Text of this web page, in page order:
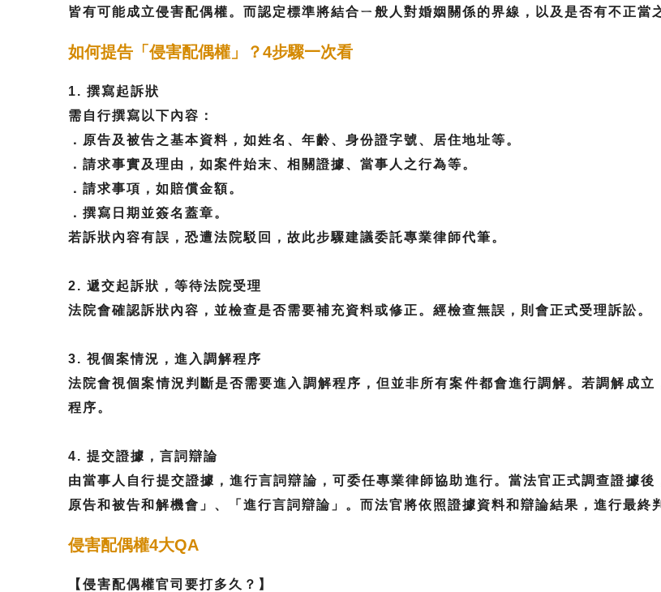
皆有可能成立侵害配偶權。而認定標準將結合ㄧ般人對婚姻關係的界線，以及是否有不正當
如何提告「侵害配偶權」？4步驟一次看
1. 撰寫起訴狀
需自行撰寫以下內容：
．原告及被告之基本資料，如姓名、年齡、身份證字號、居住地址等。
．請求事實及理由，如案件始末、相關證據、當事人之行為等。
．請求事項，如賠償金額。
．撰寫日期並簽名蓋章。
若訴狀內容有誤，恐遭法院駁回，故此步驟建議委託專業律師代筆。
2. 遞交起訴狀，等待法院受理
法院會確認訴狀內容，並檢查是否需要補充資料或修正。經檢查無誤，則會正式受理訴訟。
3. 視個案情況，進入調解程序
法院會視個案情況判斷是否需要進入調解程序，但並非所有案件都會進行調解。若調解成
程序。
4. 提交證據，言詞辯論
由當事人自行提交證據，進行言詞辯論，可委任專業律師協助進行。當法官正式調查證據
原告和被告和解機會」、「進行言詞辯論」。而法官將依照證據資料和辯論結果，進行最終
侵害配偶權4大QA
【侵害配偶權官司要打多久？】